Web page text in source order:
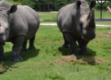
Videa
Sledujte prima+